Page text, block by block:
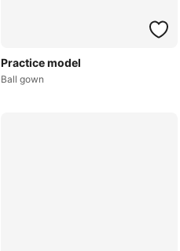
Practice model
Ball gown